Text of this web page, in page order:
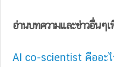
อ่านบทความและข่าวอื่นๆ
AI co-scientist คืออะ